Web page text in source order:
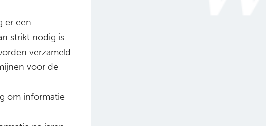
er een
strikt nodig is
verzameld.
voor de
om informatie